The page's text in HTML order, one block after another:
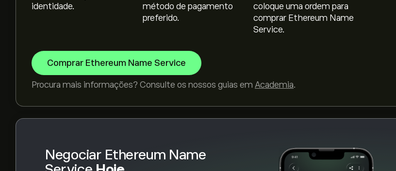
identidade.
método de pagamento
preferido.
coloque uma ordem para
comprar Ethereum Name
Service.
Comprar Ethereum Name Service
Procura mais informações? Consulte os nossos guias em Academia.
Negociar Ethereum Name
O preço mais elevado de Ethereum Name Service é 81.19‎$‎
Ethereum Name Service tem um volume de negociação em 24 horas de 8.44M
Selecione o período de tempo "1D" ou "1S" no gráfico eToro e diminua o zoom para ver os
quanto Ethereum Name Service pretende comprar. Também pode colocar uma ordem para
comprar ENS a um preço específico no futuro.